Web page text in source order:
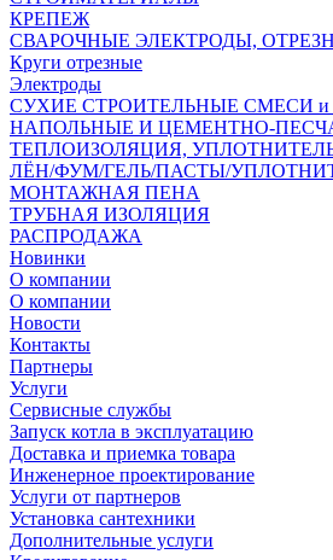
КРЕПЕЖ
СВАРОЧНЫЕ ЭЛЕКТРОДЫ,
Круги отрезные
Электроды
СУХИЕ СТРОИТЕЛЬНЫЕ СМЕСИ и
НАПОЛЬНЫЕ И ЦЕМЕНТНО-
ТЕПЛОИЗОЛЯЦИЯ,
ЛЁН/ФУМ/ГЕЛЬ/ПАСТЫ/
МОНТАЖНАЯ ПЕНА
ТРУБНАЯ ИЗОЛЯЦИЯ
РАСПРОДАЖА
Новинки
О компании
О компании
Новости
Контакты
Партнеры
Услуги
Сервисные службы
Запуск котла в эксплуатацию
Доставка и приемка товара
Инженерное проектирование
Услуги от партнеров
Установка сантехники
Дополнительные услуги